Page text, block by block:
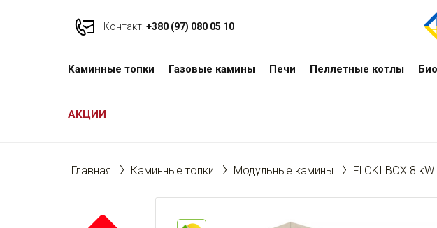
Контакт: +380 (97) 080 05 10
Каминные топки Газовые камины Печи Пеллетные котлы
АКЦИИ
Главная Каминные топки Модульные камины FLOKI BOX 8